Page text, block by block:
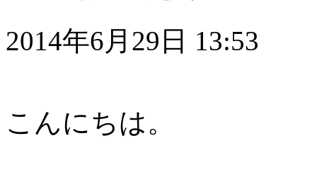
2014年6月29日 13:53
こんにちは。